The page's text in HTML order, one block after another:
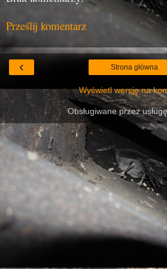
Prześlij komentarz
‹ Strona główna
Wyświetl wersję na
Obsługiwane przez